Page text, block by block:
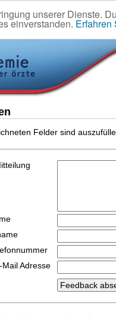
unserer Dienste.
einverstanden. Erfahren
Felder sind
Adresse